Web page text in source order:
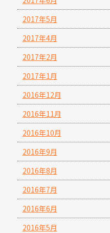
2017年5月
2017年4月
2017年2月
2017年1月
2016年12月
2016年11月
2016年10月
2016年9月
2016年8月
2016年7月
2016年6月
2016年5月